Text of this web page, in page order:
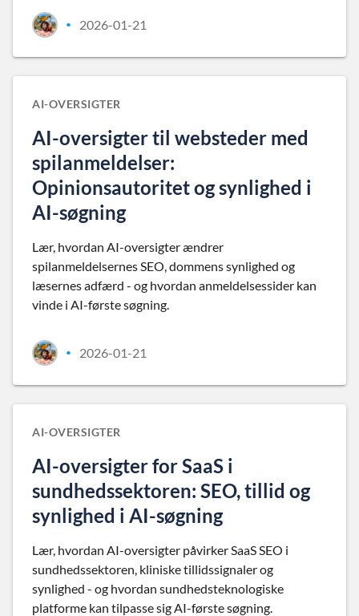
• 2026-01-21
AI-OVERSIGTER
AI-oversigter til websteder med
spilanmeldelser:
Opinionsautoritet og synlighed i
AI-søgning
Lær, hvordan AI-oversigter ændrer
spilanmeldelsernes SEO, dommens synlighed og
læsernes adfærd - og hvordan anmeldelsessider kan
vinde i AI-første søgning.
• 2026-01-21
AI-OVERSIGTER
AI-oversigter for SaaS i
sundhedssektoren: SEO, tillid og
synlighed i AI-søgning
Lær, hvordan AI-oversigter påvirker SaaS SEO i
sundhedssektoren, kliniske tillidssignaler og
synlighed - og hvordan sundhedsteknologiske
platforme kan tilpasse sig AI-første søgning.